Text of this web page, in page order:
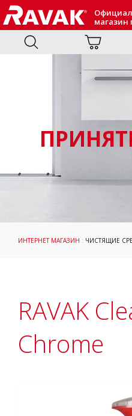
магазин
ИНТЕРНЕТ МАГАЗИН : ЧИСТЯЩИЕ
RAVAK
Chrome